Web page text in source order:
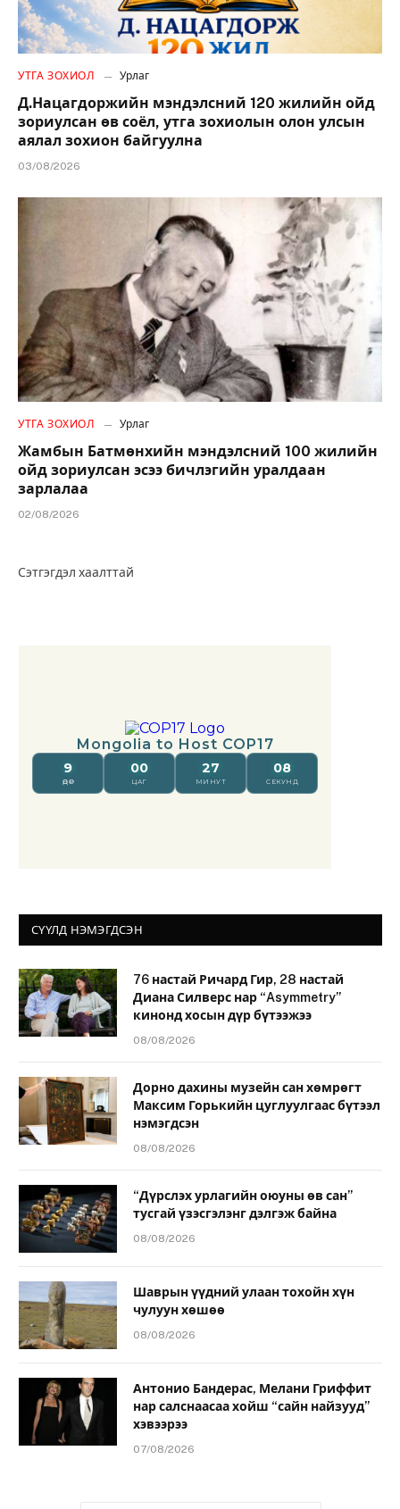
УТГА ЗОХИОЛ Урлаг
Д.Нацагдоржийн мэндэлсний 120 жилийн ойд
зориулсан өв соёл, утга зохиолын олон улсын
аялал зохион байгуулна
03/08/2026
УТГА ЗОХИОЛ Урлаг
Жамбын Батмөнхийн мэндэлсний 100 жилийн
ойд зориулсан эсээ бичлэгийн уралдаан
зарлалаа
02/08/2026
Сэтгэгдэл хаалттай
СҮҮЛД НЭМЭГДСЭН
76 настай Ричард Гир, 28 настай
Диана Силверс нар “Asymmetry”
кинонд хосын дүр бүтээжээ
08/08/2026
Дорно дахины музейн сан хөмрөгт
Максим Горькийн цуглуулгаас бүтээл
нэмэгдсэн
08/08/2026
“Дүрслэх урлагийн оюуны өв сан”
тусгай үзэсгэлэнг дэлгэж байна
08/08/2026
Шаврын үүдний улаан тохойн хүн
чулуун хөшөө
08/08/2026
Антонио Бандерас, Мелани Гриффит
нар салснаасаа хойш “сайн найзууд”
хэвээрээ
07/08/2026